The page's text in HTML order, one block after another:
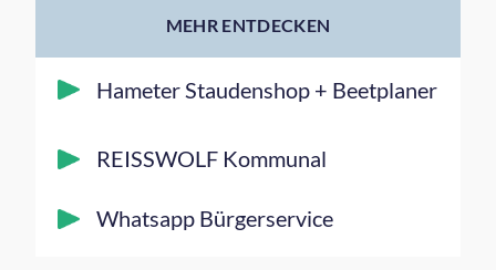
MEHR ENTDECKEN
Hameter Staudenshop + Beetplaner
REISSWOLF Kommunal
Whatsapp Bürgerservice